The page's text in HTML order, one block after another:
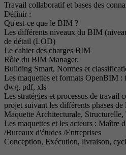
Travail collaboratif et bases des
Définir :
Qu'est-ce que le BIM ?
Les différents niveaux du BIM
de détail (LOD)
Le cahier des charges BIM
Rôle du BIM Manager.
Building Smart, Normes et
Les maquettes et formats OpenBIM
dwg, pdf, xls
Les stratégies et processus de travail
projet suivant les différents phases de
Maquette Architecturale,
Les maquettes et les acteurs : Maître
/Bureaux d'études /Entreprises
Conception, Exécution, livraison,